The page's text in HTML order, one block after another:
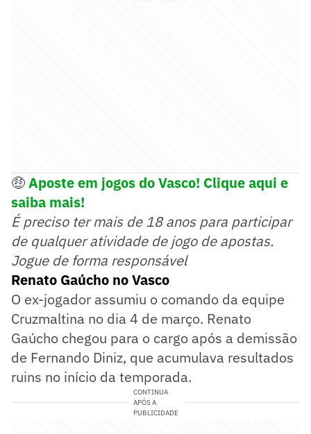
🤑Aposte em jogos do Vasco! Clique aqui e
saiba mais!
É preciso ter mais de 18 anos para participar
de qualquer atividade de jogo de apostas.
Jogue de forma responsável
Renato Gaúcho no Vasco
O ex-jogador assumiu o comando da equipe
Cruzmaltina no dia 4 de março. Renato
Gaúcho chegou para o cargo após a demissão
de Fernando Diniz, que acumulava resultados
ruins no início da temporada.
CONTINUA
APÓS A
PUBLICIDADE